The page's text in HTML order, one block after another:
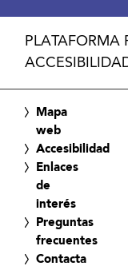
PLATAFORMA
Mapa
web
Accesibilidad
Enlaces
de
interés
Preguntas
frecuentes
Contacta